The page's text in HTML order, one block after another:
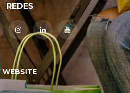
REDES
WEBSITE